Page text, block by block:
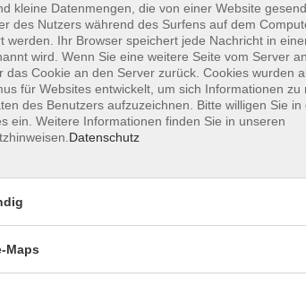
AGB
25469 Halstenbek
kleine Datenmengen, die von einer Website
des Nutzers während des Surfens auf dem
werden. Ihr Browser speichert jede Nachricht in
wird. Wenn Sie eine weitere Seite vom Server
das Cookie an den Server zurück. Cookies wurden
für Websites entwickelt, um sich Informationen zu
des Benutzers aufzuzeichnen. Bitte willigen Sie in
ein. Weitere Informationen finden Sie in unseren
Datenschutz
Maps